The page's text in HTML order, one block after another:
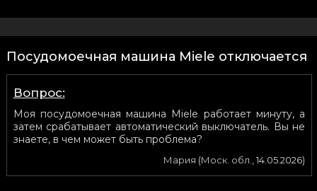
Посудомоечная машина Miele отключается
Вопрос:
Моя посудомоечная машина Miele работает минуту, а
затем срабатывает автоматический выключатель. Вы не
знаете, в чем может быть проблема?
Мария (Моск. обл. ,14.05.2026)